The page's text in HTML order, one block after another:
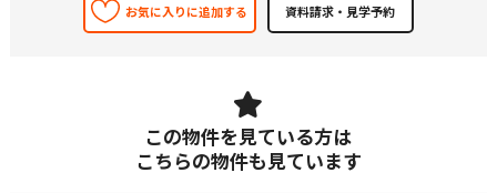
お気に入りに追加する
この物件を見ている方は
こちらの物件も見ています